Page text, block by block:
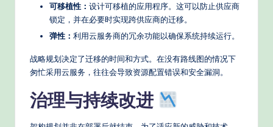
可移植性： 设计可移植的应用程序。这可以防止供应商
锁定，并在必要时实现跨供应商的迁移。
弹性： 利用云服务商的冗余功能以确保系统持续运行。
战略规划决定了迁移的时间和方式。在没有路线图的情况下
匆忙采用云服务，往往会导致资源配置错误和安全漏洞。
治理与持续改进